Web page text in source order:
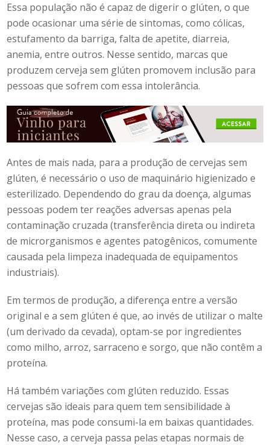
Essa população não é capaz de digerir o glúten, o que
pode ocasionar uma série de sintomas, como cólicas,
estufamento da barriga, falta de apetite, diarreia,
anemia, entre outros. Nesse sentido, marcas que
produzemcerveja sem glúten promovem inclusão para
pessoas que sofrem com essa intolerância.
Antes de mais nada, para a produção de cervejas sem
glúten, é necessário o uso de maquinário higienizado e
esterilizado. Dependendo do grau da doença, algumas
pessoas podem ter reações adversas apenas pela
contaminação cruzada (transferência direta ou indireta
de microrganismos e agentes patogênicos, comumente
causada pela limpeza inadequada de equipamentos
industriais).
Em termos de produção, a diferença entre a versão
original e a sem glúten é que, ao invés de utilizar o malte
(um derivado da cevada), optam-se por ingredientes
como milho, arroz, sarraceno e sorgo, que não contêm a
proteína.
Há também variações com glúten reduzido. Essas
cervejas são ideais para quem tem sensibilidade à
proteína, mas pode consumi-la em baixas quantidades.
Nesse caso, a cerveja passa pelas etapas normais de